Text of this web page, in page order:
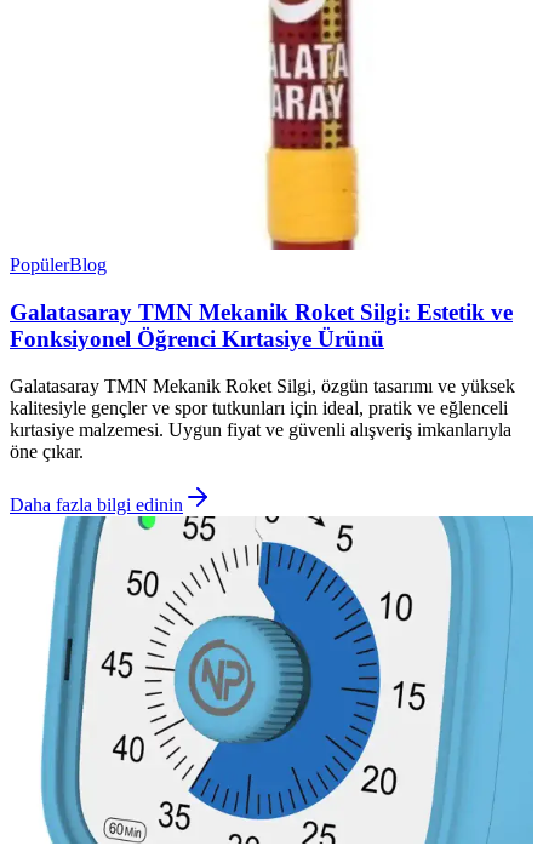
PopülerBlog
Galatasaray TMN Mekanik Roket Silgi: Estetik ve
Fonksiyonel Öğrenci Kırtasiye Ürünü
Galatasaray TMN Mekanik Roket Silgi, özgün tasarımı ve yüksek
kalitesiyle gençler ve spor tutkunları için ideal, pratik ve eğlenceli
kırtasiye malzemesi. Uygun fiyat ve güvenli alışveriş imkanlarıyla
öne çıkar.
Daha fazla bilgi edinin